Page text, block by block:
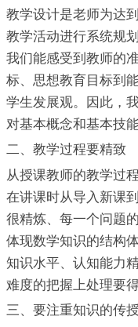
教学设计是老师为达
教学活动进行系统规
我们能感受到教师的
标、思想教育目标到
学生发展观。因此，
对基本概念和基本技
二、教学过程要精致
从授课教师的教学过
在讲课时从导入新课
很精炼、每一个问题
体现数学知识的结构
知识水平、认知能力
难度的把握上处理要
三、要注重知识的传